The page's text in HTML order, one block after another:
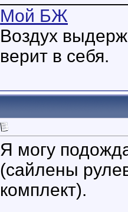
Мой БЖ
Воздух
верит в себя.
Я могу
(сайлены
комплект).